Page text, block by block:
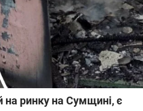
на ринку на Сумщині, є